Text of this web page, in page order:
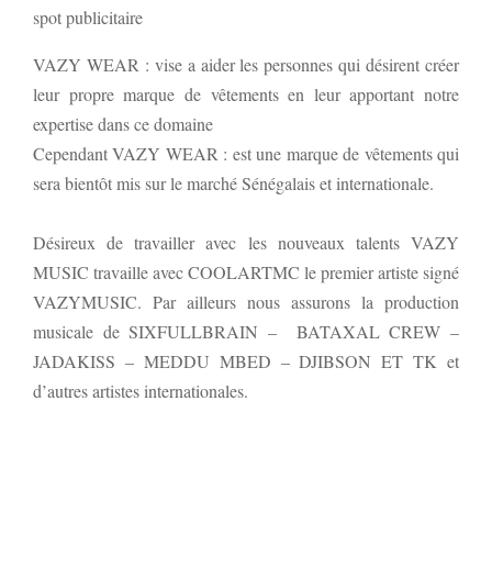
spot publicitaire
VAZY WEAR : vise a aider les personnes qui désirent créer
leur propre marque de vêtements en leur apportant notre
expertise dans ce domaine
Cependant VAZY WEAR : est une marque de vêtements qui
sera bientôt mis sur le marché Sénégalais et internationale.
Désireux de travailler avec les nouveaux talents VAZY
MUSIC travaille avec COOLARTMC le premier artiste signé
VAZYMUSIC. Par ailleurs nous assurons la production
musicale de SIXFULLBRAIN – BATAXAL CREW –
JADAKISS – MEDDU MBED – DJIBSON ET TK et
d’autres artistes internationales.